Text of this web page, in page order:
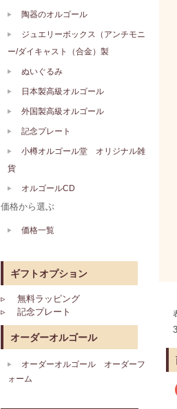
陶器のオルゴール
ジュエリーボックス（アンチモニ
ー/ダイキャスト（合金）製
ぬいぐるみ
日本製高級オルゴール
外国製高級オルゴール
記念プレート
小樽オルゴール堂 オリジナル雑
貨
オルゴールCD
価格から選ぶ
価格一覧
ギフトオプション
▹ 無料ラッピング
▹ 記念プレート
オーダーオルゴール
オーダーオルゴール オーダーフ
ォーム